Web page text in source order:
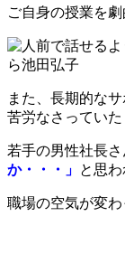
ご自身の授業を
また、長期的な
苦労なさっていた
若手の男性社長さ
か・・・」 と思
職場の空気が変わ